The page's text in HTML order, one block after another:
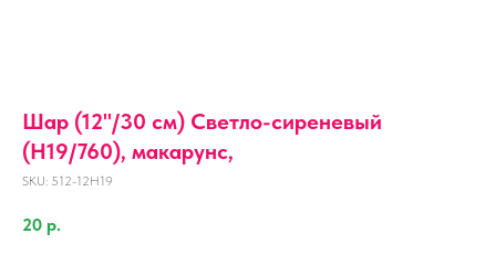
Шар (12''/30 см) Светло-сиреневый
(H19/760), макарунс,
SKU: 512-12H19
20 р.